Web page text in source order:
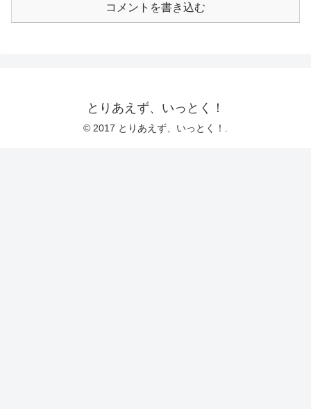
コメントを書き込む
とりあえず、いっとく！
© 2017 とりあえず、いっとく！.